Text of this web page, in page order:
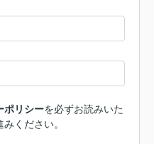
ポリシーを必ずお読みいた
ください。